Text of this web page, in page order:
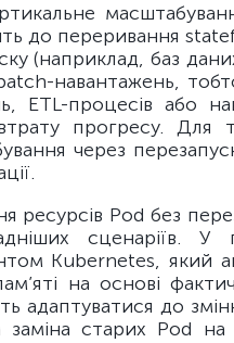
до переривання
(наприклад, баз
навантажень,
ETL-процесів або
прогресу. Для
через
ресурсів Pod без
сценаріїв.
Kubernetes, який
на основі
адаптуватися до
заміна старих Pod